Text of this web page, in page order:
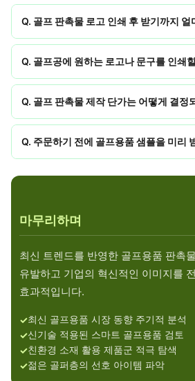
Q. 골프 판촉물 로고 인쇄 후 받기까지 얼
Q. 골프공에 원하는 로고나 문구를 인쇄
Q. 골프 판촉물 제작 단가는 어떻게 결정
Q. 주문하기 전에 골프용품 샘플을 미리
마무리하며
최신 트렌드를 반영한 골프용품 판촉
유발하고 기업의 혁신적인 이미지를
효과적입니다.
최신 골프용품 시장 동향 주기적 분석
신기술 적용된 스마트 골프용품 검토
친환경 소재 활용 제품군 적극 탐색
젊은 골퍼층의 선호 아이템 파악